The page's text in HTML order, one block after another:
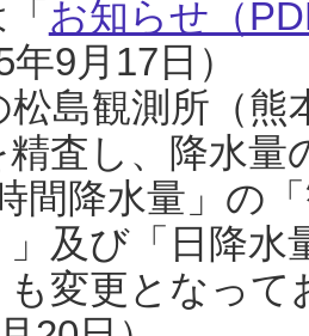
お知らせ（
9月17日）
島観測所（熊
査し、降水
間降水量」の
」及び「日降
変更となっ